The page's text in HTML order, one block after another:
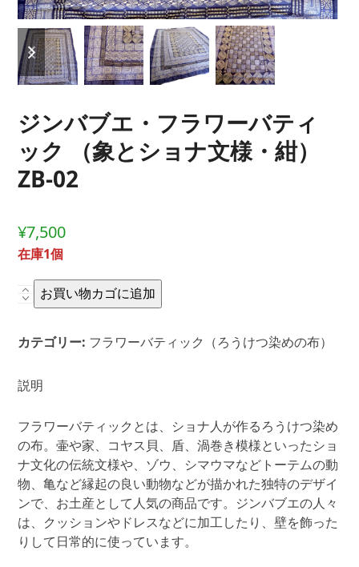
previous
slide
next
slide
ジンバブエ・フラワーバティ
ック （象とショナ文様・紺）
ZB-02
¥7,500
在庫1個
ジ
ブ
フ
ワ
ー
バ
テ
ィ
ッ
ク
お買い物カゴに追加
カテゴリー: フラワーバティック（ろうけつ染めの布）
説明
フラワーバティックとは、ショナ人が作るろうけつ染め
の布。壷や家、コヤス貝、盾、渦巻き模様といったショ
ナ文化の伝統文様や、ゾウ、シマウマなどトーテムの動
物、亀など縁起の良い動物などが描かれた独特のデザイ
ンで、お土産として人気の商品です。ジンバブエの人々
は、クッションやドレスなどに加工したり、壁を飾った
りして日常的に使っています。